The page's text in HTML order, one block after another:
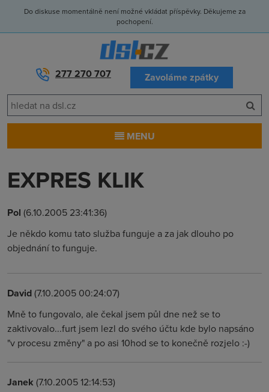
Do diskuse momentálně není možné vkládat příspěvky. Děkujeme za
pochopení.
277 270 707 Zavoláme zpátky
MENU
EXPRES KLIK
Pol (6.10.2005 23:41:36)
Je někdo komu tato služba funguje a za jak dlouho po
objednání to funguje.
David(7.10.2005 00:24:07)
Mně to fungovalo, ale čekal jsem půl dne než se to
zaktivovalo...furt jsem lezl do svého účtu kde bylo napsáno
"v procesu změny" a po asi 10hod se to konečně rozjelo :-)
Janek (7.10.2005 12:14:53)